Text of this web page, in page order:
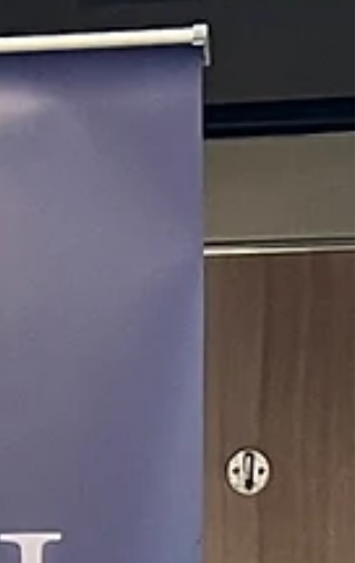
し！ 音楽教育もまったなし！ その子の今
を大切に。 ブラボーなMirai☆☆☆を叶えま
す！ 進級祝いプレゼント🎁 使ってねー。 #
光市ピアノ教室...